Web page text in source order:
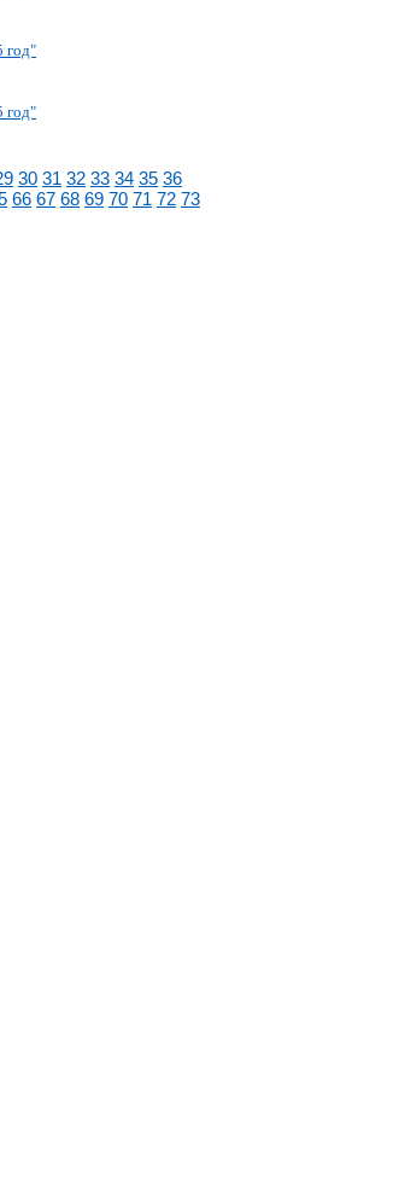
год"
год"
30 31 32 33 34 35 36
66 67 68 69 70 71 72 73